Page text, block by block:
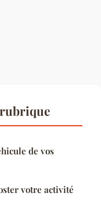
de vos
votre activité